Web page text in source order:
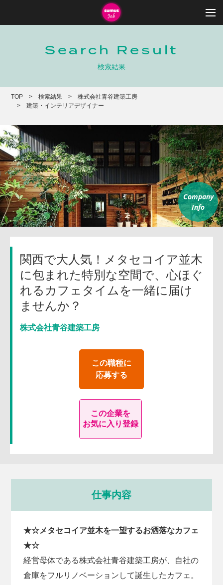
Search Result
検索結果
TOP 検索結果
株式会社青谷建築工房
建築・インテリアデザイナー
Company
Info
関西で大人気！メタセコイア並木
に包まれた特別な空間で、心ほぐ
れるカフェタイムを一緒に届け
ませんか？
株式会社青谷建築工房
この職種に
応募する
この企業を
お気に入り登録
仕事内容
★☆メタセコイア並木を一望するお洒落なカフェ
★☆
経営母体である株式会社青谷建築工房が、自社の
倉庫をフルリノベーションして誕生したカフェ。